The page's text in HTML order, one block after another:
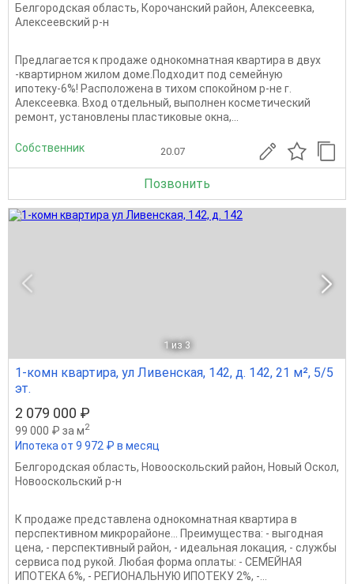
Белгородская область, Корочанский район, Алексеевка,
Алексеевский р-н
Предлагается к продаже однокомнатная квартира в двух
-квартирном жилом доме.Подходит под семейную
ипотеку-6%! Расположена в тихом спокойном р-не г.
Алексеевка. Вход отдельный, выполнен косметический
ремонт, установлены пластиковые окна,...
Собственник 20.07
Позвонить
1 из 3
1-комн квартира, ул Ливенская, 142, д. 142, 21 м², 5/5
эт.
2 079 000 ₽
99 000 ₽ за м2
Ипотека от 9 972 ₽ в месяц
Белгородская область, Новооскольский район, Новый Оскол,
Новооскольский р-н
К продаже представлена однокомнатная квартира в
перспективном микрорайоне... Преимущества: - выгодная
цена, - перспективный район, - идеальная локация, - службы
сервиса под рукой. Любая форма оплаты: - СЕМЕЙНАЯ
ИПОТЕКА 6%, - РЕГИОНАЛЬНУЮ ИПОТЕКУ 2%, -...